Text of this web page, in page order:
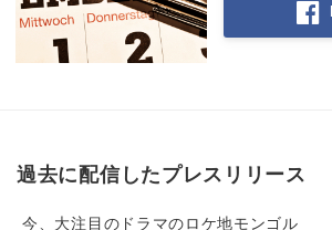
過去に配信したプレスリリース
今、大注目のドラマのロケ地モンゴル